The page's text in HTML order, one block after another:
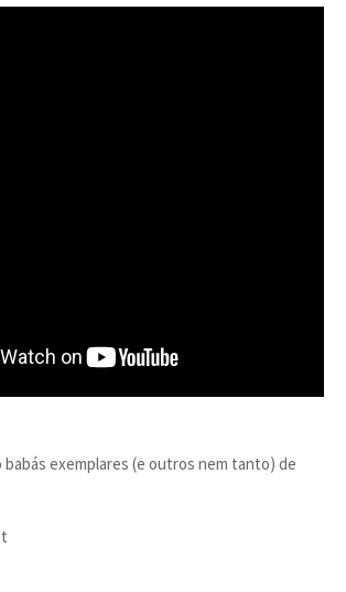
babás exemplares (e outros nem tanto) de